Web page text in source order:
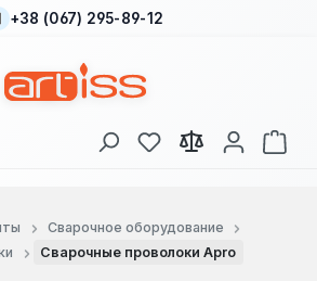
содержанию
+38 (067) 295-89-12
У вас есть товары
В
Сварочное оборудование
Сварочные проволоки Apro